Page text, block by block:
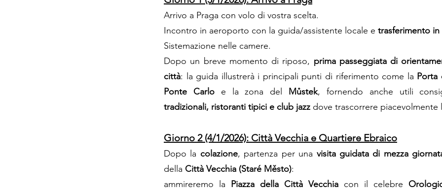
Arrivo a Praga con volo di vostra scelta.
Incontro in aeroporto con la guida/assistente locale e trasferimento in
Sistemazione nelle camere.
Dopo un breve momento di riposo, prima passeggiata di
città: la guida illustrerà i principali punti di riferimento come la Porta
Ponte Carloe la zona del Můstek, fornendo anche utili
tradizionali, ristoranti tipici e club jazz dove trascorrere piacevolmente
Giorno 2 (4/1/2026): Città Vecchia e Quartiere Ebraico
Dopo la colazione, partenza per una visita guidata di mezza
della Città Vecchia (Staré Město):
ammireremo la Piazza della Città Vecchia con il celebre